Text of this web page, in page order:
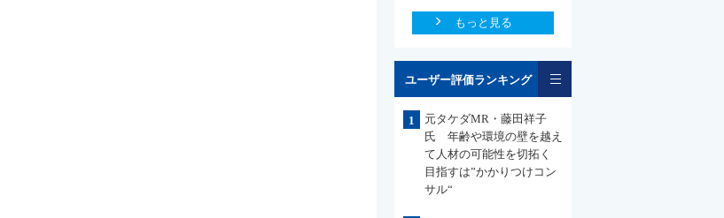
もっと見る
ユーザー評価ランキング
1
元タケダMR・藤田祥子
氏 年齢や環境の壁を越え
て人材の可能性を切拓く
目指すは”かかりつけコン
サル“